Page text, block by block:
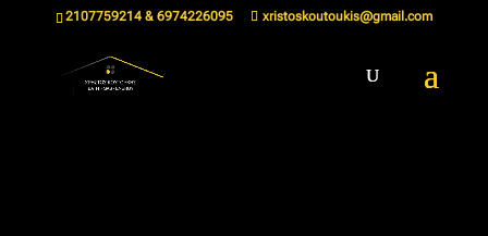
2107759214 & 6974226095 xristoskoutoukis@gmail.com